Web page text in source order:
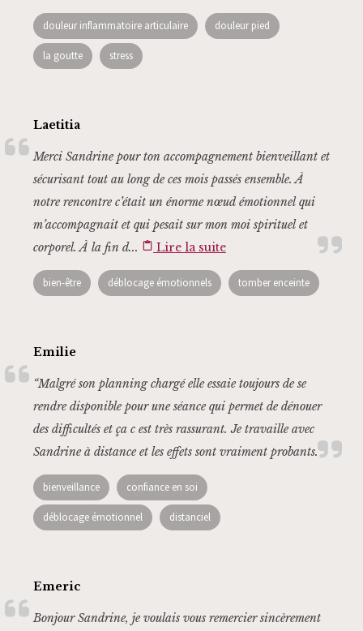
douleur inflammatoire articulaire douleur pied
la goutte stress
Laetitia
Merci Sandrine pour ton accompagnement bienveillant et
sécurisant tout au long de ces mois passés ensemble. À
notre rencontre c’était un énorme nœud émotionnel qui
m’accompagnait et qui pesait sur mon moi spirituel et
corporel. À la fin d...
content_paste Lire la suite
bien-être déblocage émotionnels tomber enceinte
Emilie
“Malgré son planning chargé elle essaie toujours de se
rendre disponible pour une séance qui permet de dénouer
des difficultés et ça c est très rassurant. Je travaille avec
Sandrine à distance et les effets sont vraiment probants.”
bienveillance confiance en soi
déblocage émotionnel distanciel
Emeric
Bonjour Sandrine, je voulais vous remercier sincèrement